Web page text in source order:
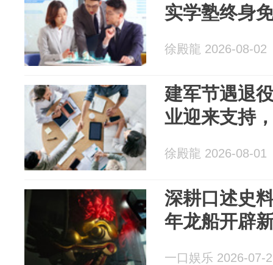
实学塾终身
徐殿龍 2026-08-02
建军节遇退
业迎来支持
徐殿龍 2026-08-01
深耕口述史
年龙船开辟
一口娱乐 2026-07-